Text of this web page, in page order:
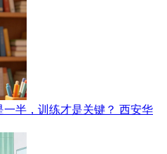
半，训练才是关键？ 西安华